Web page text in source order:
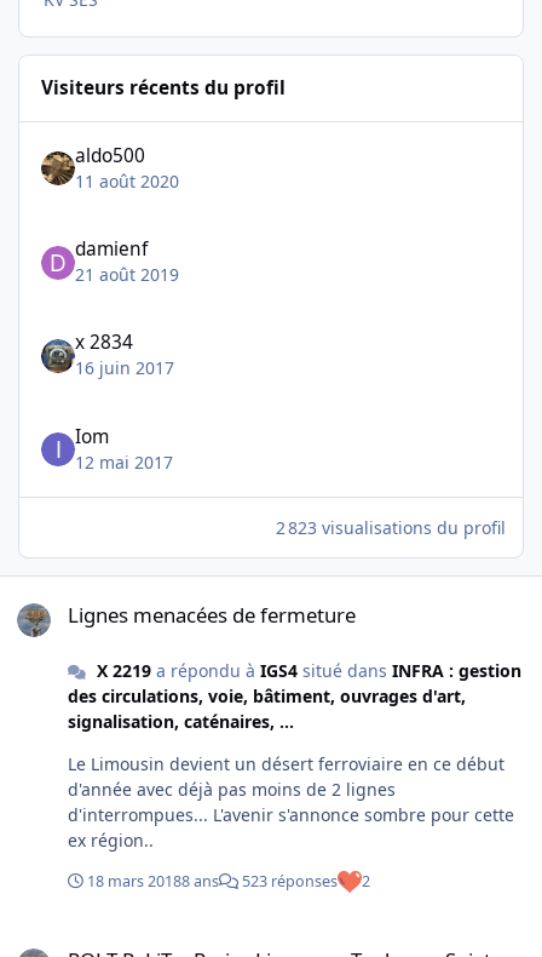
Visiteurs récents du profil
aldo500
11 août 2020
damienf
21 août 2019
x 2834
16 juin 2017
Iom
12 mai 2017
2 823 visualisations du profil
Lignes menacées de fermeture
X 2219a répondu à IGS4situé dans INFRA : gestion
des circulations, voie, bâtiment, ouvrages d'art,
signalisation, caténaires, ...
Le Limousin devient un désert ferroviaire en ce début
d'année avec déjà pas moins de 2 lignes
d'interrompues... L'avenir s'annonce sombre pour cette
ex région..
18 mars 20188 ans 523 réponses 2